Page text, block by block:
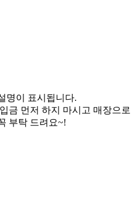
명이 표시됩니다.
금 먼저 하지 마시고 매장으로